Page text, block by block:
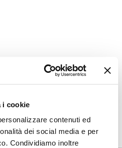
i cookie
contenuti ed
dei social media e per
Condividiamo inoltre